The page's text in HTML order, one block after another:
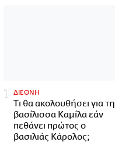
ΔΙΕΘΝΗ
Τι θα ακολουθήσει για τη
βασίλισσα Καμίλα εάν
πεθάνει πρώτος ο
βασιλιάς Κάρολος;